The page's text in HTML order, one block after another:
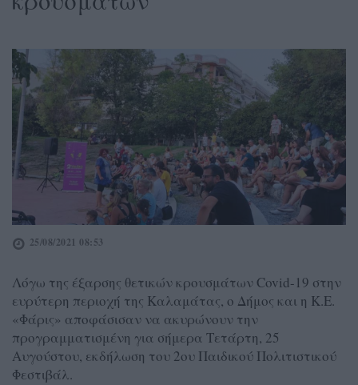
25/08/2021 08:53
Λόγω της έξαρσης θετικών κρουσμάτων Covid-19 στην
ευρύτερη περιοχή της Καλαμάτας, ο Δήμος και η Κ.Ε.
«Φάρις» αποφάσισαν να ακυρώνουν την
προγραμματισμένη για σήμερα Τετάρτη, 25
Αυγούστου, εκδήλωση του 2ου Παιδικού Πολιτιστικού
Φεστιβάλ.